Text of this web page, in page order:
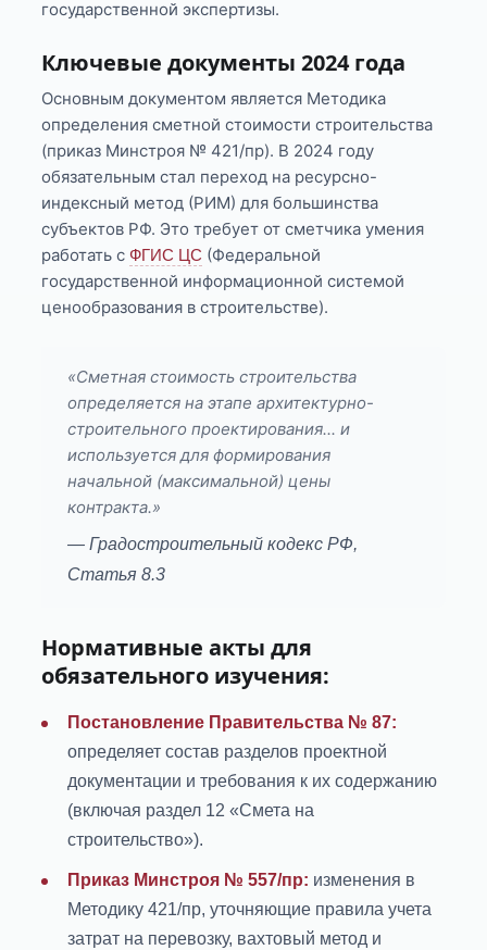
государственной экспертизы.
Ключевые документы 2024 года
Основным документом является Методика
определения сметной стоимости строительства
(приказ Минстроя № 421/пр). В 2024 году
обязательным стал переход на ресурсно-
индексный метод (РИМ) для большинства
субъектов РФ. Это требует от сметчика умения
работать сФГИС ЦС (Федеральной
государственной информационной системой
ценообразования в строительстве).
«Сметная стоимость строительства
определяется на этапе архитектурно-
строительного проектирования... и
используется для формирования
начальной (максимальной) цены
контракта.»
— Градостроительный кодекс РФ,
Статья 8.3
Нормативные акты для
обязательного изучения:
Постановление Правительства № 87:
определяет состав разделов проектной
документации и требования к их содержанию
(включая раздел 12 «Смета на
строительство»).
Приказ Минстроя № 557/пр: изменения в
Методику 421/пр, уточняющие правила учета
затрат на перевозку, вахтовый метод и